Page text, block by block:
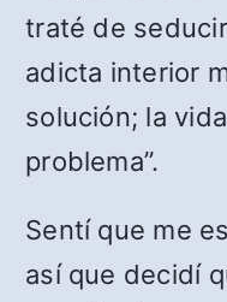
traté de
adicta interior
solución; la
problema”.
Sentí que me
así que decidí